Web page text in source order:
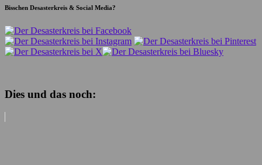
Bisschen Desasterkreis & Social Media?
Dies und das noch: